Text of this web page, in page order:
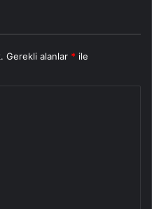
Gerekli alanlar * ile